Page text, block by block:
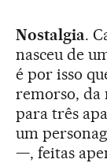
Nostalgia.
nasceu de
é por isso
remorso, da
para três
um
—, feitas